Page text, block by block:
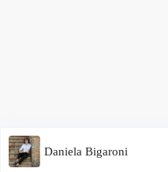
Daniela Bigaroni